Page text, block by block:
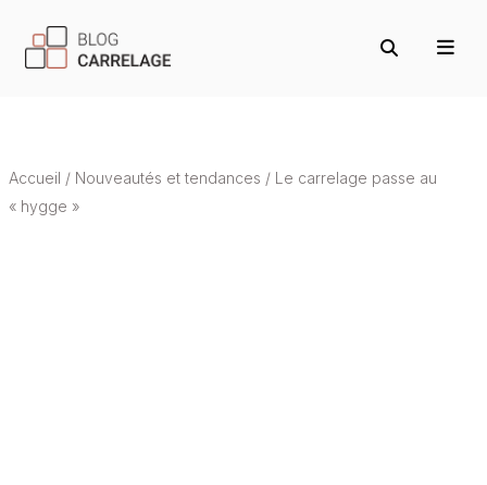
Accueil / Nouveautés et tendances / Le carrelage passe au
« hygge »